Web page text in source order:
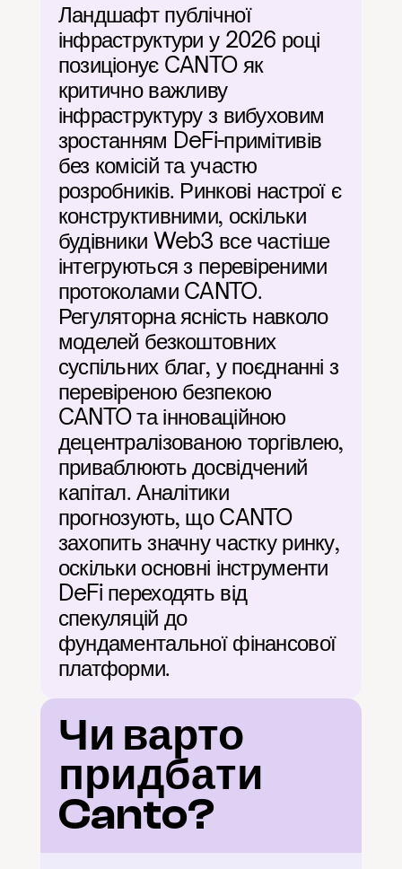
Ландшафт публічної
інфраструктури у 2026 році
позиціонує CANTO як
критично важливу
інфраструктуру з вибуховим
зростанням DeFi-примітивів
без комісій та участю
розробників. Ринкові настрої є
конструктивними, оскільки
будівники Web3 все частіше
інтегруються з перевіреними
протоколами CANTO.
Регуляторна ясність навколо
моделей безкоштовних
суспільних благ, у поєднанні з
перевіреною безпекою
CANTO та інноваційною
децентралізованою торгівлею,
приваблюють досвідчений
капітал. Аналітики
прогнозують, що CANTO
захопить значну частку ринку,
оскільки основні інструменти
DeFi переходять від
спекуляцій до
фундаментальної фінансової
платформи.
Чи варто
придбати
Canto?